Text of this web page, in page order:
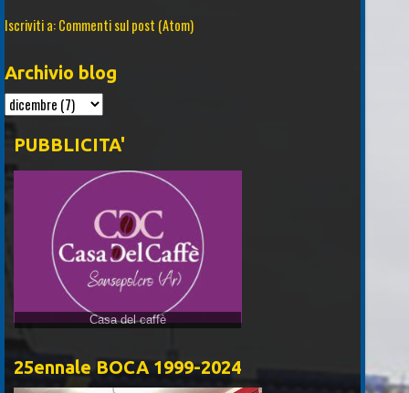
Iscriviti a:Commenti sul post (Atom)
Archivio blog
PUBBLICITA'
Casa del caffè
25ennale BOCA 1999-2024